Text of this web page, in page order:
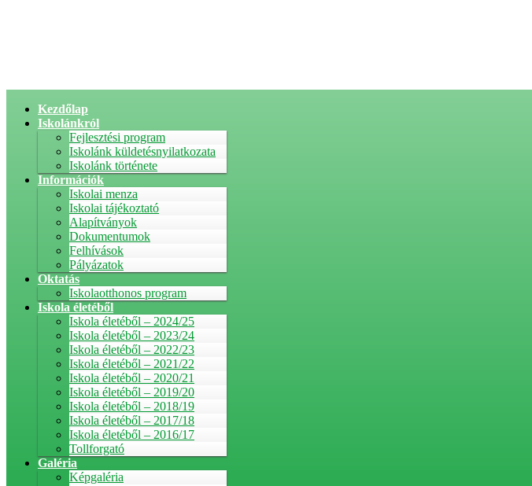
Kezdőlap
Iskolánkról
Fejlesztési program
Iskolánk küldetésnyilatkozata
Iskolánk története
Információk
Iskolai menza
Iskolai tájékoztató
Alapítványok
Dokumentumok
Felhívások
Pályázatok
Oktatás
Iskolaotthonos program
Iskola életéből
Iskola életéből – 2024/25
Iskola életéből – 2023/24
Iskola életéből – 2022/23
Iskola életéből – 2021/22
Iskola életéből – 2020/21
Iskola életéből – 2019/20
Iskola életéből – 2018/19
Iskola életéből – 2017/18
Iskola életéből – 2016/17
Tollforgató
Galéria
Képgaléria